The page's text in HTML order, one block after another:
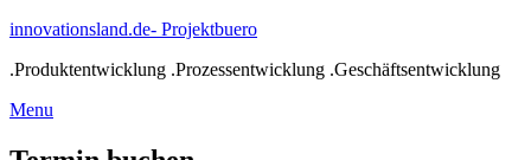
Skip
content
innovationsland.de- Projektbuero
.Produktentwicklung .Prozessentwicklung .Geschäftsentwicklung
Menu